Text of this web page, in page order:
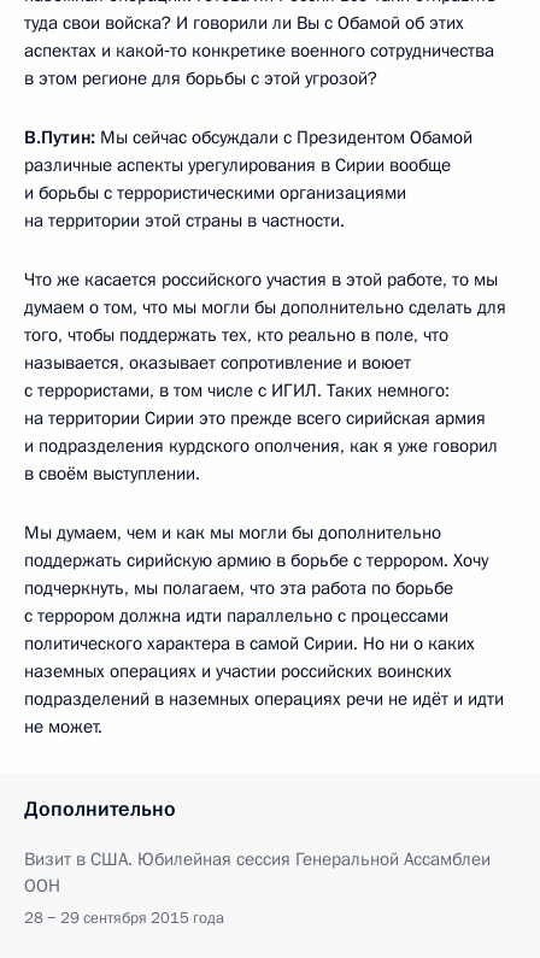
туда свои войска? И говорили ли Вы с Обамой об этих
аспектах и какой‑то конкретике военного сотрудничества
в этом регионе для борьбы с этой угрозой?
В.Путин: Мы сейчас обсуждали с Президентом Обамой
различные аспекты урегулирования в Сирии вообще
и борьбы с террористическими организациями
на территории этой страны в частности.
Что же касается российского участия в этой работе, то мы
думаем о том, что мы могли бы дополнительно сделать для
того, чтобы поддержать тех, кто реально в поле, что
называется, оказывает сопротивление и воюет
с террористами, в том числе с ИГИЛ. Таких немного:
на территории Сирии это прежде всего сирийская армия
и подразделения курдского ополчения, как я уже говорил
в своём выступлении.
Мы думаем, чем и как мы могли бы дополнительно
поддержать сирийскую армию в борьбе с террором. Хочу
подчеркнуть, мы полагаем, что эта работа по борьбе
с террором должна идти параллельно с процессами
политического характера в самой Сирии. Но ни о каких
наземных операциях и участии российских воинских
подразделений в наземных операциях речи не идёт и идти
не может.
Дополнительно
Визит в США. Юбилейная сессия Генеральной Ассамблеи
ООН
28 − 29 сентября 2015 года